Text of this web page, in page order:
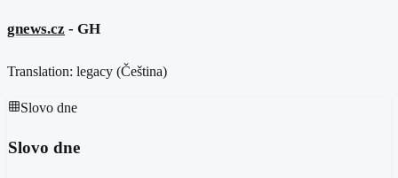
gnews.cz - GH
Translation: legacy (Čeština)
Slovo dne
Slovo dne